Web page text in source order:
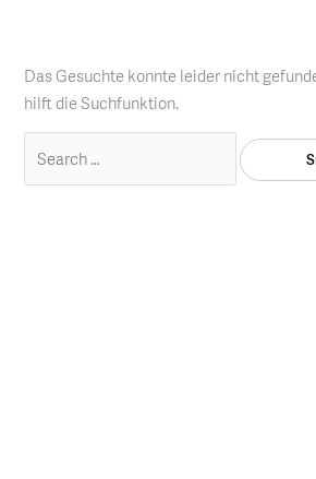
Das Gesuchte konnte leider nicht
hilft die Suchfunktion.